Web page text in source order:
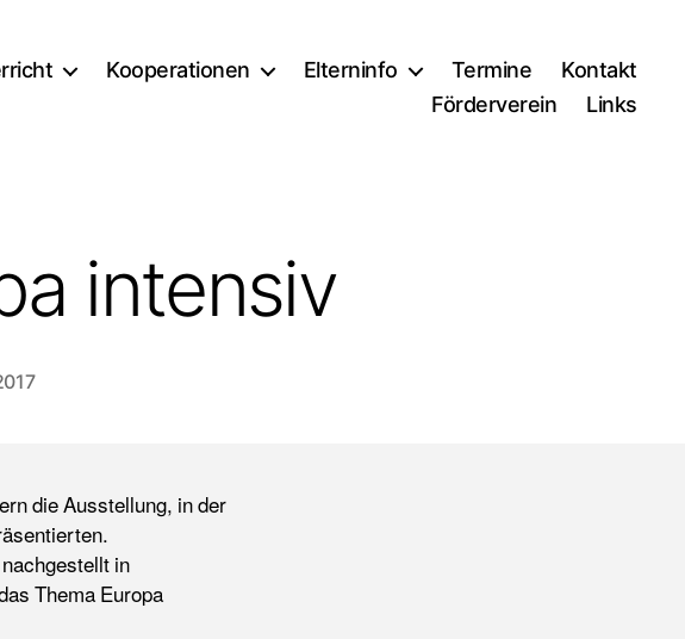
Kooperationen Elterninfo Termine
Kontakt
Förderverein
Links
intensiv
die Ausstellung, in der
in
Thema Europa